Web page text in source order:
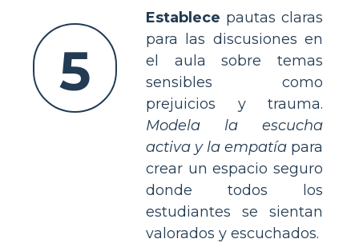
5
Establece pautas claras
para las discusiones en
el aula sobre temas
sensibles como
prejuicios y trauma.
Modela la escucha
activa y la empatía para
crear un espacio seguro
donde todos los
estudiantes se sientan
valorados y escuchados.